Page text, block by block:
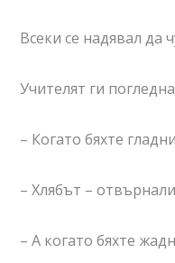
Всеки се надявал да
Учителят ги
– Когато бяхте
– Хлябът –
– А когато бяхте